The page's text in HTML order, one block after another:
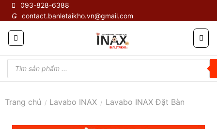
Skip
content
093-828-6388
contact.banletaikho.vn@gmail.com
Tìm
kiếm
phẩm
Trang chủ / Lavabo INAX / Lavabo INAX Đặt Bàn